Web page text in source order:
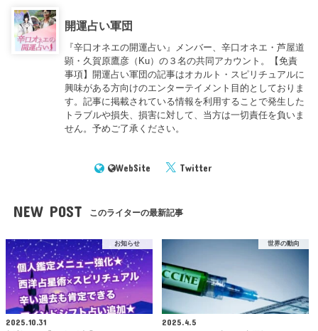
開運占い軍団
『辛口オネエの開運占い』メンバー、辛口オネエ・芦屋道
顕・久賀原鷹彦（Ku）の３名の共同アカウント。【免責
事項】開運占い軍団の記事はオカルト・スピリチュアルに
興味がある方向けのエンターテイメント目的としておりま
す。記事に掲載されている情報を利用することで発生した
トラブルや損失、損害に対して、当方は一切責任を負いま
せん。予めご了承ください。
WebSite Twitter
NEW POST このライターの最新記事
お知らせ
2025.10.31
世界の動向
2025.4.5